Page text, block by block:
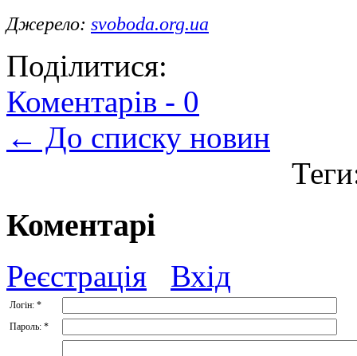
Джерело: svoboda.org.ua
Поділитися:
Коментарів - 0
← До списку новин
Коментарі
Реєстрація Вхід
Логін: *
Пароль: *